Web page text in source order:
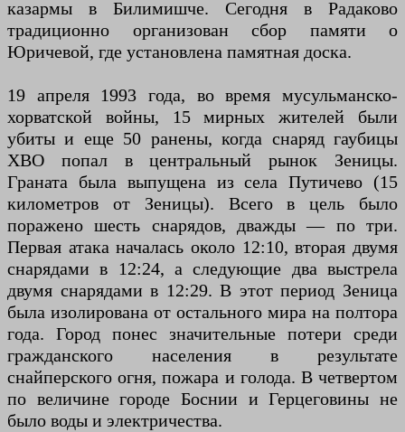
казармы в Билимишче. Сегодня в Радаково
традиционно организован сбор памяти о
Юричевой, где установлена ​​памятная доска.
19 апреля 1993 года, во время мусульманско-
хорватской войны, 15 мирных жителей были
убиты и еще 50 ранены, когда снаряд гаубицы
ХВО попал в центральный рынок Зеницы.
Граната была выпущена из села Путичево (15
километров от Зеницы). Всего в цель было
поражено шесть снарядов, дважды — по три.
Первая атака началась около 12:10, вторая двумя
снарядами в 12:24, а следующие два выстрела
двумя снарядами в 12:29. В этот период Зеница
была изолирована от остального мира на полтора
года. Город понес значительные потери среди
гражданского населения в результате
снайперского огня, пожара и голода. В четвертом
по величине городе Боснии и Герцеговины не
было воды и электричества.